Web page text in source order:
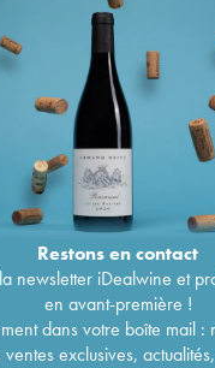
Restons encontact
newsletter iDealwine et
en avant-première !
dans votre boîte mail :
ventes exclusives,